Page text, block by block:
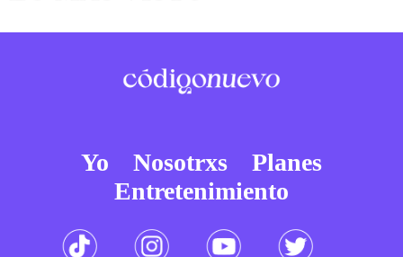
Yo Nosotrxs
Planes
Entretenimiento